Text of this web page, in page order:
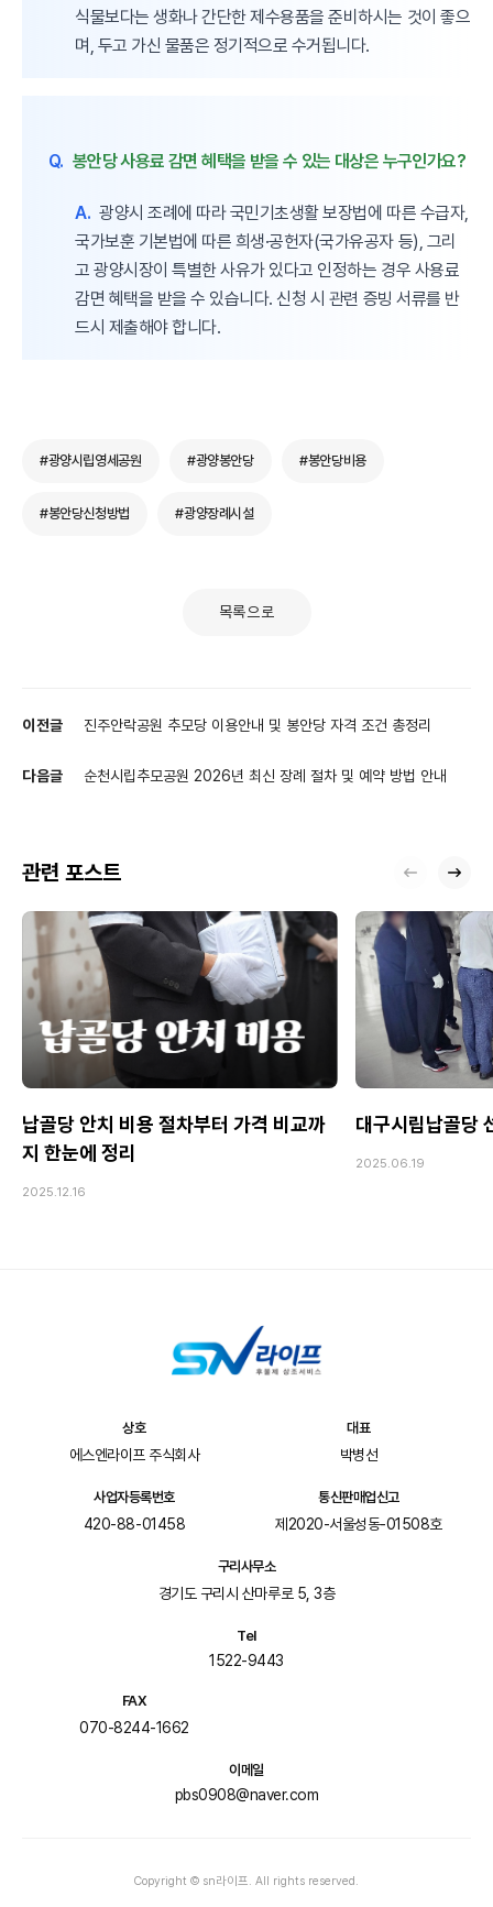
식물보다는 생화나 간단한 제수용품을 준비하시는 것이 좋으
며, 두고 가신 물품은 정기적으로 수거됩니다.
Q. 봉안당 사용료 감면 혜택을 받을 수 있는 대상은 누구인가요?
A. 광양시 조례에 따라 국민기초생활 보장법에 따른 수급자,
국가보훈 기본법에 따른 희생·공헌자(국가유공자 등), 그리
고 광양시장이 특별한 사유가 있다고 인정하는 경우 사용료
감면 혜택을 받을 수 있습니다. 신청 시 관련 증빙 서류를 반
드시 제출해야 합니다.
#광양시립영세공원 #광양봉안당 #봉안당비용
#봉안당신청방법 #광양장례시설
목록으로
이전글 진주안락공원 추모당 이용안내 및 봉안당 자격 조건 총정리
다음글 순천시립추모공원 2026년 최신 장례 절차 및 예약 방법 안내
관련 포스트
납골당 안치 비용 절차부터 가격 비교까
지 한눈에 정리
2025.12.16
대구시립납골당
2025.06.19
상호
에스엔라이프 주식회사
대표
박병선
사업자등록번호
420-88-01458
통신판매업신고
제2020-서울성동-01508호
구리사무소
경기도 구리시 산마루로 5, 3층
Tel
1522-9443
FAX
070-8244-1662
이메일
pbs0908@naver.com
Copyright © sn라이프. All rights reserved.